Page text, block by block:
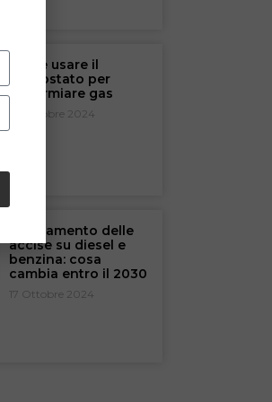
Come usare il
termostato per
risparmiare gas
18 Ottobre 2024
Allineamento delle
accise su diesel e
benzina: cosa
cambia entro il 2030
17 Ottobre 2024